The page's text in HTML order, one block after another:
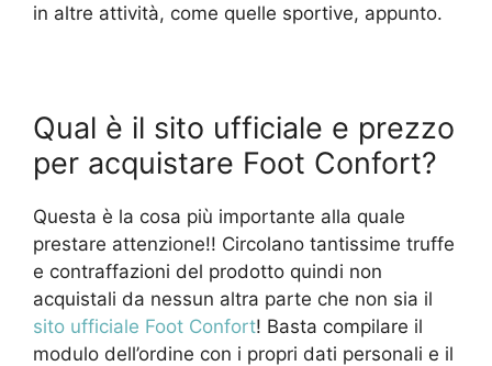
in altre attività, come quelle sportive, appunto.
Qual è il sito ufficiale e prezzo
per acquistare Foot Confort?
Questa è la cosa più importante alla quale
prestare attenzione!! Circolano tantissime truffe
e contraffazioni del prodotto quindi non
acquistali da nessun altra parte che non sia il
sito ufficiale Foot Confort! Basta compilare il
modulo dell’ordine con i propri dati personali e il